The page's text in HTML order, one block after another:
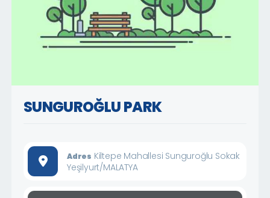
SUNGUROĞLU PARK
Adres Kiltepe Mahallesi Sunguroğlu Sokak
Yeşilyurt/MALATYA